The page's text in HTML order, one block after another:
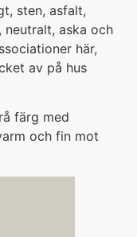
sten, asfalt,
neutralt, aska och
här,
av på hus
färg med
och fin mot